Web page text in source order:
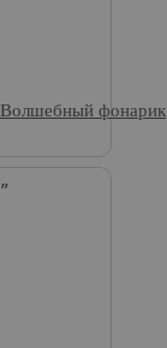
Волшебный фонарик